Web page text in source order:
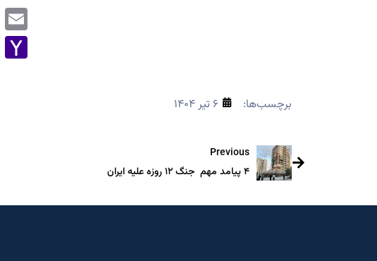
برچسب‌ها: ۶ تیر ۱۴۰۴
Previous
۴ پیامد مهم جنگ ۱۲ روزه علیه ایران